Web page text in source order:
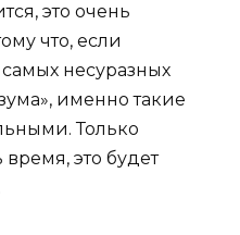
это очень
что, если
несуразных
именно такие
Только
это будет